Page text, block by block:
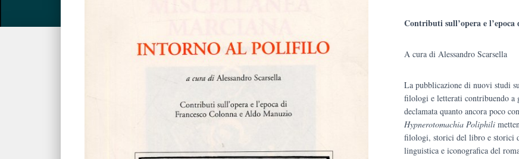
era:
€30.00.
è:
Contributi sull’opera e
A cura di Alessandro Scarsella
La pubblicazione di nuovi studi
filologi e letterati contribuendo a
declamata quanto ancora poco
Hypnerotomachia Poliphili
filologi, storici del libro e storici
linguistica e iconografica del